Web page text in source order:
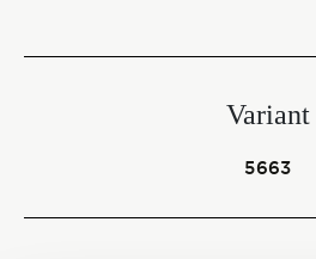
Variant
5663